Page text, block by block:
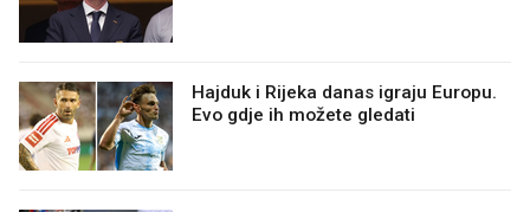
Hajduk i Rijeka danas igraju Europu.
Evo gdje ih možete gledati